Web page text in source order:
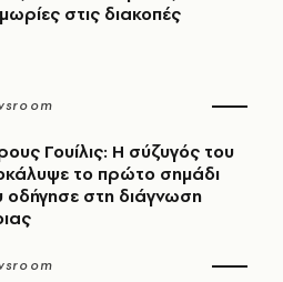
στις διακοπές
Γουίλις: Η σύζυγός του
το πρώτο σημάδι
οδήγησε στη διάγνωση